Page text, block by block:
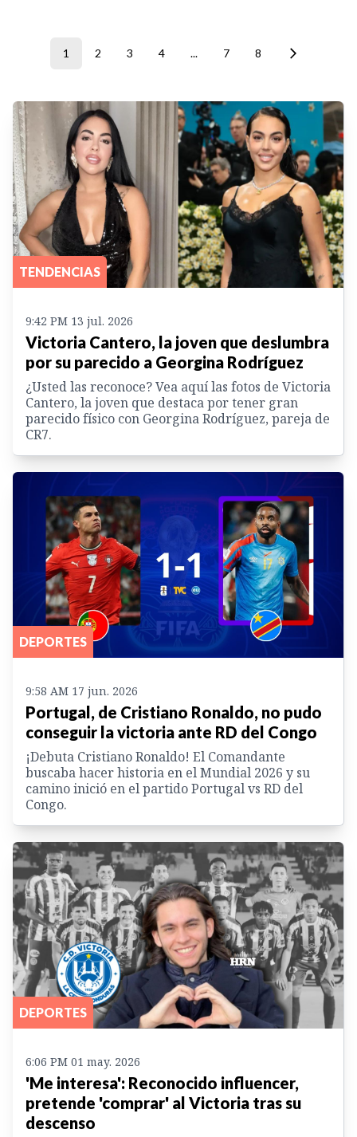
1 2 3 4 ... 7 8
TENDENCIAS
9:42 PM 13 jul. 2026
Victoria Cantero, la joven que deslumbra
por su parecido a Georgina Rodríguez
¿Usted las reconoce? Vea aquí las fotos de Victoria
Cantero, la joven que destaca por tener gran
parecido físico con Georgina Rodríguez, pareja de
CR7.
DEPORTES
9:58 AM 17 jun. 2026
Portugal, de Cristiano Ronaldo, no pudo
conseguir la victoria ante RD del Congo
¡Debuta Cristiano Ronaldo! El Comandante
buscaba hacer historia en el Mundial 2026 y su
camino inició en el partido Portugal vs RD del
Congo.
DEPORTES
6:06 PM 01 may. 2026
'Me interesa': Reconocido influencer,
pretende 'comprar' al Victoria tras su
descenso